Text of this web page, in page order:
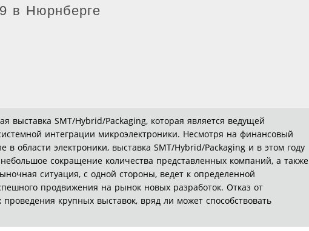
в Нюрнберге
выставка SMT/Hybrid/Packaging, которая является ведущей
интеграции микроэлектроники. Несмотря на финансовый
области электроники, выставка SMT/Hybrid/Packaging и в этом году
сокращение количества представленных компаний, а также
ситуация, с одной стороны, ведет к определенной
продвижения на рынок новых разработок. Отказ от
крупных выставок, вряд ли может способствовать